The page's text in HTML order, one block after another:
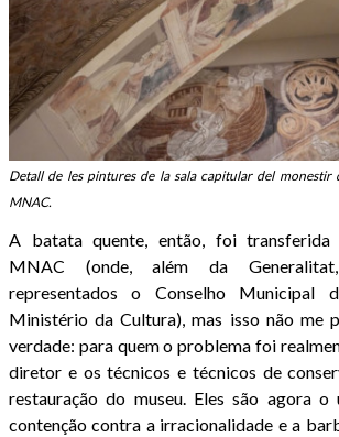
Detall de les pintures de la sala capitular del monestir
MNAC.
A batata quente, então, foi transferida
MNAC (onde, além da
representados o Conselho Municipal
Ministério da Cultura), mas isso não me
verdade: para quem o problema foi
diretor e os técnicos e técnicos de
restauração do museu. Eles são agora
contenção contra a irracionalidade e a